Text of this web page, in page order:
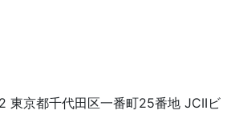
東京都千代田区一番町25番地 JCIIビ